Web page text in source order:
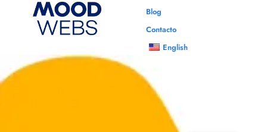
Blog
Contacto
English